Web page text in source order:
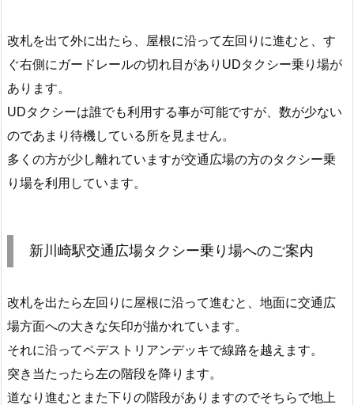
改札を出て外に出たら、屋根に沿って左回りに進むと、す
ぐ右側にガードレールの切れ目がありUDタクシー乗り場が
あります。
UDタクシーは誰でも利用する事が可能ですが、数が少ない
のであまり待機している所を見ません。
多くの方が少し離れていますが交通広場の方のタクシー乗
り場を利用しています。
新川崎駅交通広場タクシー乗り場へのご案内
改札を出たら左回りに屋根に沿って進むと、地面に交通広
場方面への大きな矢印が描かれています。
それに沿ってペデストリアンデッキで線路を越えます。
突き当たったら左の階段を降ります。
道なり進むとまた下りの階段がありますのでそちらで地上